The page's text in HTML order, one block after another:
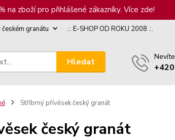
na zboží pro přihlášené zákazníky. Více zde!
českém granátu .:. E-SHOP OD ROKU 2008 .:.
Hledat
Stříbrný přívěsek český granát
český granát